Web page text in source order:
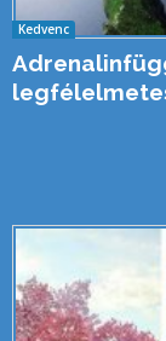
Kedvenc